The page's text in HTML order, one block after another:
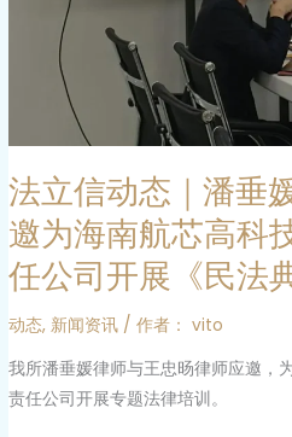
讲
座
法立信动态｜潘垂
邀为海南航芯高科
任公司开展《民法
动态,新闻资讯 / 作者： vito
我所潘垂媛律师与王忠旸律师应邀，
责任公司开展专题法律培训。
受
邀
为
海
航
芯
高